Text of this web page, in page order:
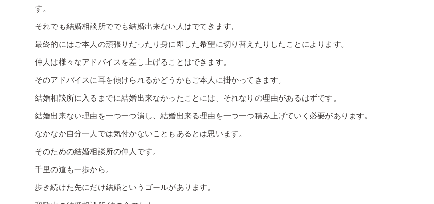
す。
それでも結婚相談所ででも結婚出来ない人はでてきます。
最終的にはご本人の頑張りだったり身に即した希望に切り替えたりしたことによります。
仲人は様々なアドバイスを差し上げることはできます。
そのアドバイスに耳を傾けられるかどうかもご本人に掛かってきます。
結婚相談所に入るまでに結婚出来なかったことには、それなりの理由があるはずです。
結婚出来ない理由を一つ一つ潰し、結婚出来る理由を一つ一つ積み上げていく必要があります。
なかなか自分一人では気付かないこともあるとは思います。
そのための結婚相談所の仲人です。
千里の道も一歩から。
歩き続けた先にだけ結婚というゴールがあります。